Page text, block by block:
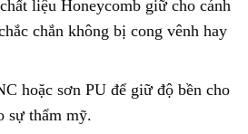
liệu Honeycomb giữ cho cánh
chắn không bị cong vênh hay
hoặc sơn PU để giữ độ bền cho
sự thẩm mỹ.